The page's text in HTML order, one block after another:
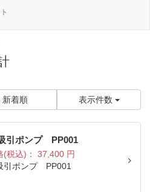
新着順 表示件数
引ポンプ PP001
(税込)： 37,400円
引ポンプ PP001